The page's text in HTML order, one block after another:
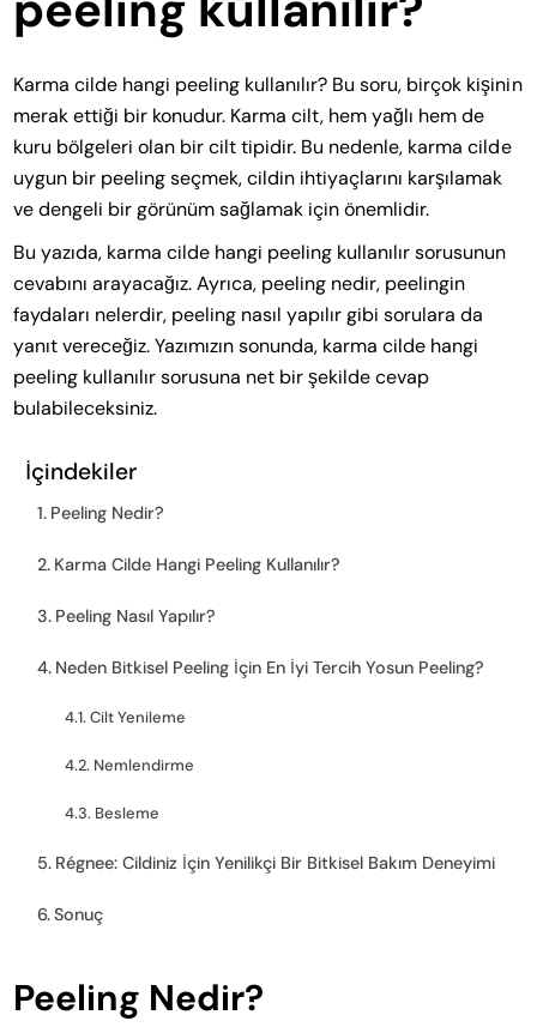
Karma cilde hangi peeling kullanılır? Bu soru, birçok kişinin
merak ettiği bir konudur. Karma cilt, hem yağlı hem de
kuru bölgeleri olan bir cilt tipidir. Bu nedenle, karma cilde
uygun bir peeling seçmek, cildin ihtiyaçlarını karşılamak
ve dengeli bir görünüm sağlamak için önemlidir.
Bu yazıda, karma cilde hangi peeling kullanılır sorusunun
cevabını arayacağız. Ayrıca, peeling nedir, peelingin
faydaları nelerdir, peeling nasıl yapılır gibi sorulara da
yanıt vereceğiz. Yazımızın sonunda, karma cilde hangi
peeling kullanılır sorusuna net bir şekilde cevap
bulabileceksiniz.
İçindekiler
Peeling Nedir?
Karma Cilde Hangi Peeling Kullanılır?
Peeling Nasıl Yapılır?
Neden Bitkisel Peeling İçin En İyi Tercih Yosun Peeling?
Cilt Yenileme
Nemlendirme
Besleme
Régnee: Cildiniz İçin Yenilikçi Bir Bitkisel Bakım Deneyimi
Sonuç
Peeling Nedir?